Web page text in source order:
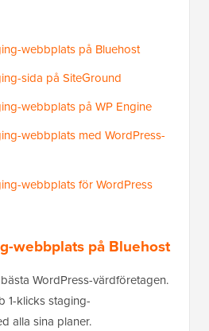
webbplats på Bluehost
sida på SiteGround
webbplats på WP Engine
webbplats med WordPress-
webbplats för WordPress
webbplats på Bluehost
WordPress-värdföretagen.
1-klicks staging-
alla sina planer.